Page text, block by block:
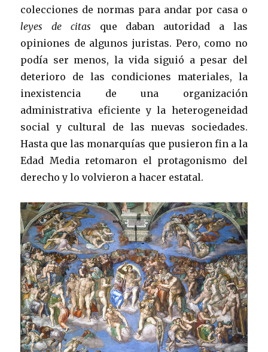
colecciones de normas para andar por casa o
leyes de citas que daban autoridad a las
opiniones de algunos juristas. Pero, como no
podía ser menos, la vida siguió a pesar del
deterioro de las condiciones materiales, la
inexistencia de una organización
administrativa eficiente y la heterogeneidad
social y cultural de las nuevas sociedades.
Hasta que las monarquías que pusieron fin a la
Edad Media retomaron el protagonismo del
derecho y lo volvieron a hacer estatal.